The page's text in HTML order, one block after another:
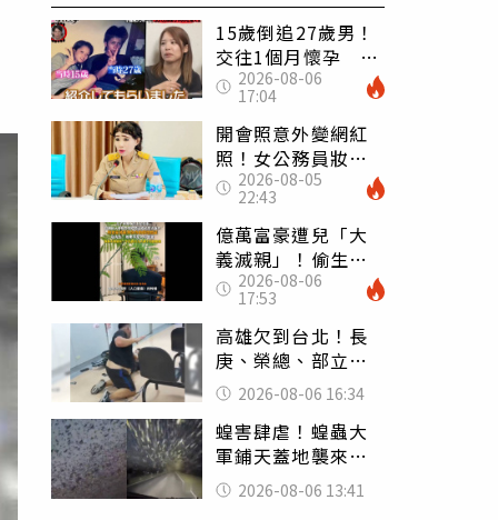
15歲倒追27歲男！
交往1個月懷孕 36
歲當阿嬤故事曝光
2026-08-06
17:04
開會照意外變網紅
照！女公務員妝容
掀2千則留言 本人
怒嗆：化妝有錯嗎
2026-08-05
22:43
億萬富豪遭兒「大
義滅親」！偷生子
怕曝光 竟盜鄰居
身份辦假證落戶
2026-08-06
17:53
高雄欠到台北！長
庚、榮總、部立醫
院都受害 「醫療
暴力男」離譜紀錄
曝光
2026-08-06 16:34
蝗害肆虐！蝗蟲大
軍鋪天蓋地襲來宛
如末日 網驚：聖
經十災
2026-08-06 13:41